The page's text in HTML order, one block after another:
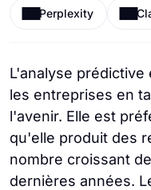
Perplexity
L'analyse
les entreprises en
l'avenir. Elle est
qu'elle produit des
nombre croissant
dernières années.